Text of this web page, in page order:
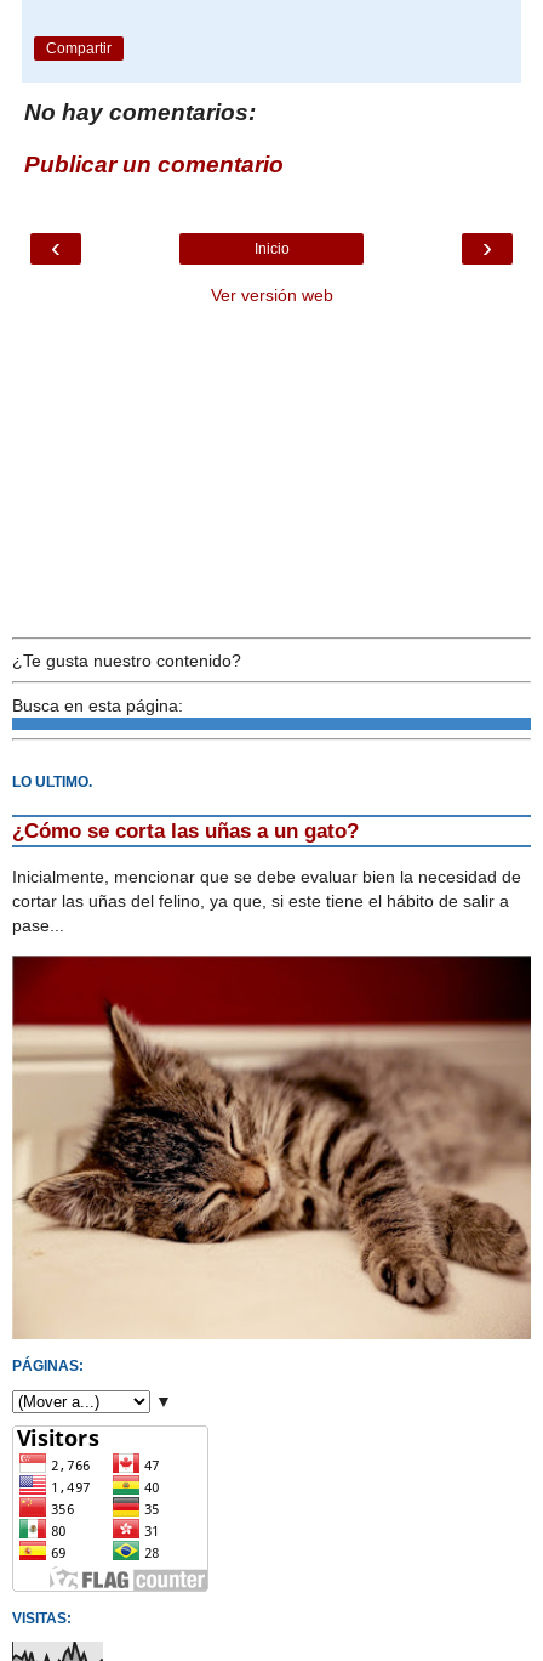
Compartir
No hay comentarios:
Publicar un comentario
‹ ›
Inicio
Ver versión web
¿Te gusta nuestro contenido?
Busca en esta página:
LO ULTIMO.
¿Cómo se corta las uñas a un gato?
Inicialmente, mencionar que se debe evaluar bien la necesidad de
cortar las uñas del felino, ya que, si este tiene el hábito de salir a
pase...
PÁGINAS:
▼
VISITAS: